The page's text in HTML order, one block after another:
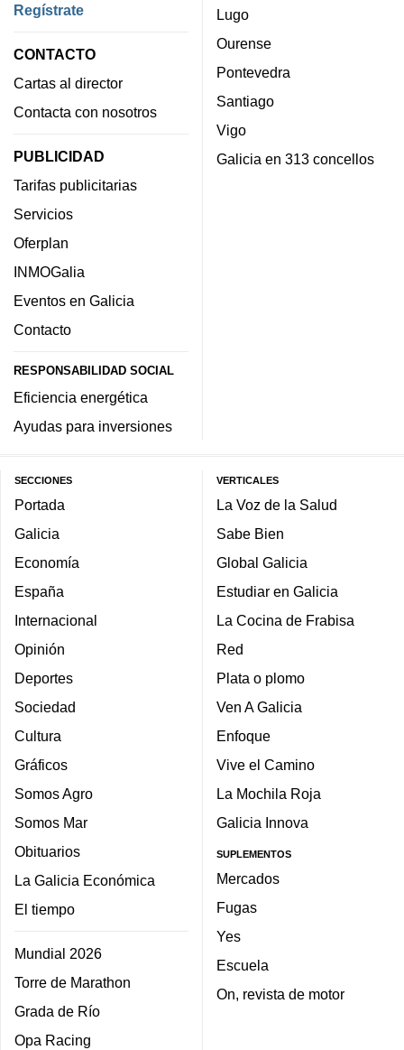
Regístrate
CONTACTO
Cartas al director
Contacta con nosotros
PUBLICIDAD
Tarifas publicitarias
Servicios
Oferplan
INMOGalia
Eventos en Galicia
Contacto
RESPONSABILIDAD SOCIAL
Eficiencia energética
Ayudas para inversiones
Lugo
Ourense
Pontevedra
Santiago
Vigo
Galicia en 313 concellos
SECCIONES
Portada
Galicia
Economía
España
Internacional
Opinión
Deportes
Sociedad
Cultura
Gráficos
Somos Agro
Somos Mar
Obituarios
La Galicia Económica
El tiempo
Mundial 2026
Torre de Marathon
Grada de Río
Opa Racing
VERTICALES
La Voz de la Salud
Sabe Bien
Global Galicia
Estudiar en Galicia
La Cocina de Frabisa
Red
Plata o plomo
Ven A Galicia
Enfoque
Vive el Camino
La Mochila Roja
Galicia Innova
SUPLEMENTOS
Mercados
Fugas
Yes
Escuela
On, revista de motor